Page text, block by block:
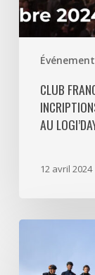
confirmez
votre
Expo
CLUB
AU
12 avril 2024
l’association